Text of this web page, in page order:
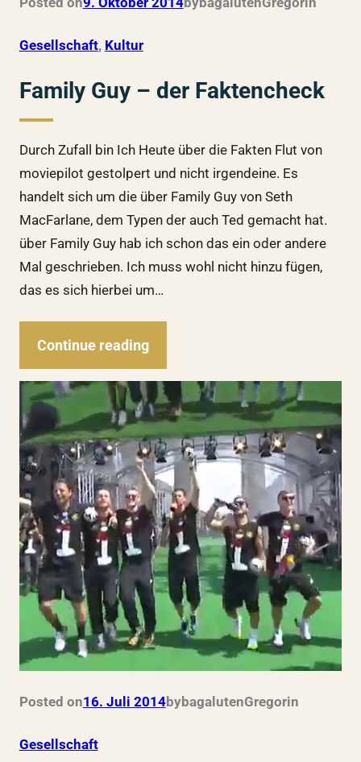
Gesellschaft, Kultur
Family Guy – der Faktencheck
Durch Zufall bin Ich Heute über die Fakten Flut von
moviepilot gestolpert und nicht irgendeine. Es
handelt sich um die über Family Guy von Seth
MacFarlane, dem Typen der auch Ted gemacht hat.
über Family Guy hab ich schon das ein oder andere
Mal geschrieben. Ich muss wohl nicht hinzu fügen,
das es sich hierbei um…
Continue reading
Posted on16. Juli 2014bybagalutenGregorin
Gesellschaft